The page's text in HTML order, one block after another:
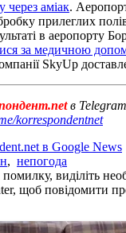
через аміак.
прилеглих
в аеропорту
за медичною
SkyUp
в
korrespondentnet
в Google News
, непогода
виділіть
щоб повідомити